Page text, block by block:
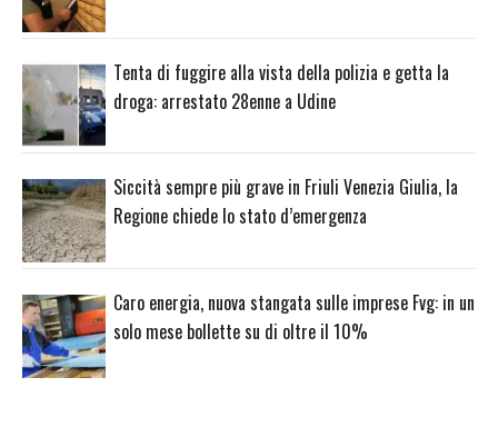
Tenta di fuggire alla vista della polizia e getta la
droga: arrestato 28enne a Udine
Siccità sempre più grave in Friuli Venezia Giulia, la
Regione chiede lo stato d’emergenza
Caro energia, nuova stangata sulle imprese Fvg: in un
solo mese bollette su di oltre il 10%